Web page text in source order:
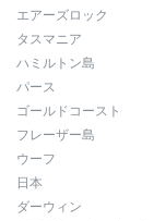
エアーズロック
タスマニア
ハミルトン島
パース
ゴールドコースト
フレーザー島
ウーフ
日本
ダーウィン